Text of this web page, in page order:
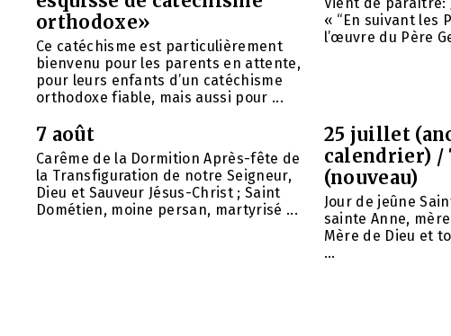
orthodoxe»
Ce catéchisme est particulièrement
bienvenu pour les parents en attente,
pour leurs enfants d’un catéchisme
orthodoxe fiable, mais aussi pour ...
« “En suivant les
l’œuvre du Père
7 août
Carême de la Dormition Après-fête de
la Transfiguration de notre Seigneur,
Dieu et Sauveur Jésus-Christ ; Saint
Dométien, moine persan, martyrisé ...
25 juillet
calendrier) /
(nouveau)
Jour de jeûne
sainte Anne,
Mère de Dieu et
...